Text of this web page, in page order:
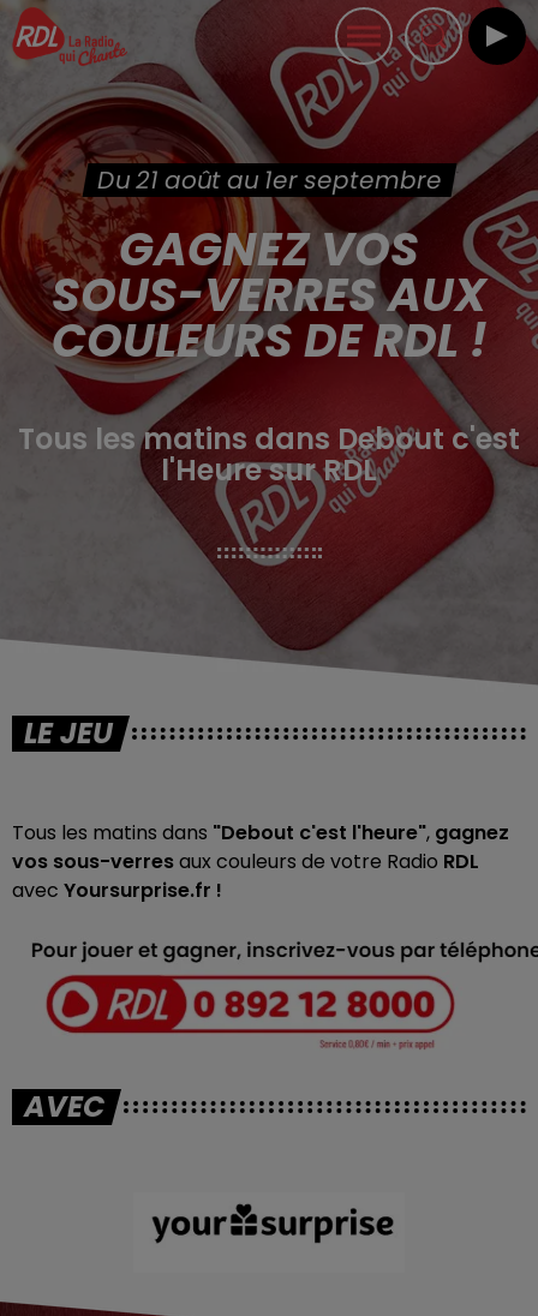
Du 21 août au 1er septembre
GAGNEZ VOS
SOUS-VERRES AUX
COULEURS DE RDL !
Tous les matins dans Debout c'est
l'Heure sur RDL
LE JEU
Tous les matins dans "Debout c'est l'heure", gagnez
vos sous-verresaux couleurs de votre Radio RDL
avec Yoursurprise.fr !
AVEC